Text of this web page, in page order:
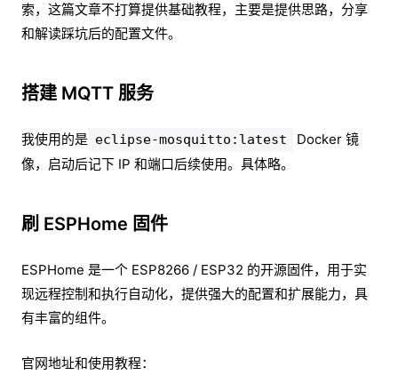
索，这篇文章不打算提供基础教程，主要是提供思路，分享
和解读踩坑后的配置文件。
搭建 MQTT 服务
我使用的是 eclipse-mosquitto:latest
Docker 镜
像，启动后记下 IP 和端口后续使用。具体略。
刷 ESPHome 固件
ESPHome 是一个 ESP8266 / ESP32 的开源固件，用于实
现远程控制和执行自动化，提供强大的配置和扩展能力，具
有丰富的组件。
官网地址和使用教程：